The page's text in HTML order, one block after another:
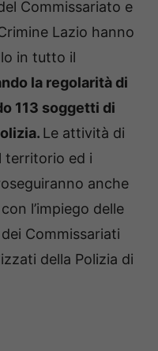
Commissariato e
Lazio hanno
in tutto il
la regolarità di
113 soggetti di
Le attività di
territorio ed i
anche
l’impiego delle
Commissariati
della Polizia di